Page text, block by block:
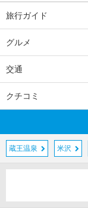
旅行ガイド
グルメ
交通
クチコミ
蔵王温泉 米沢